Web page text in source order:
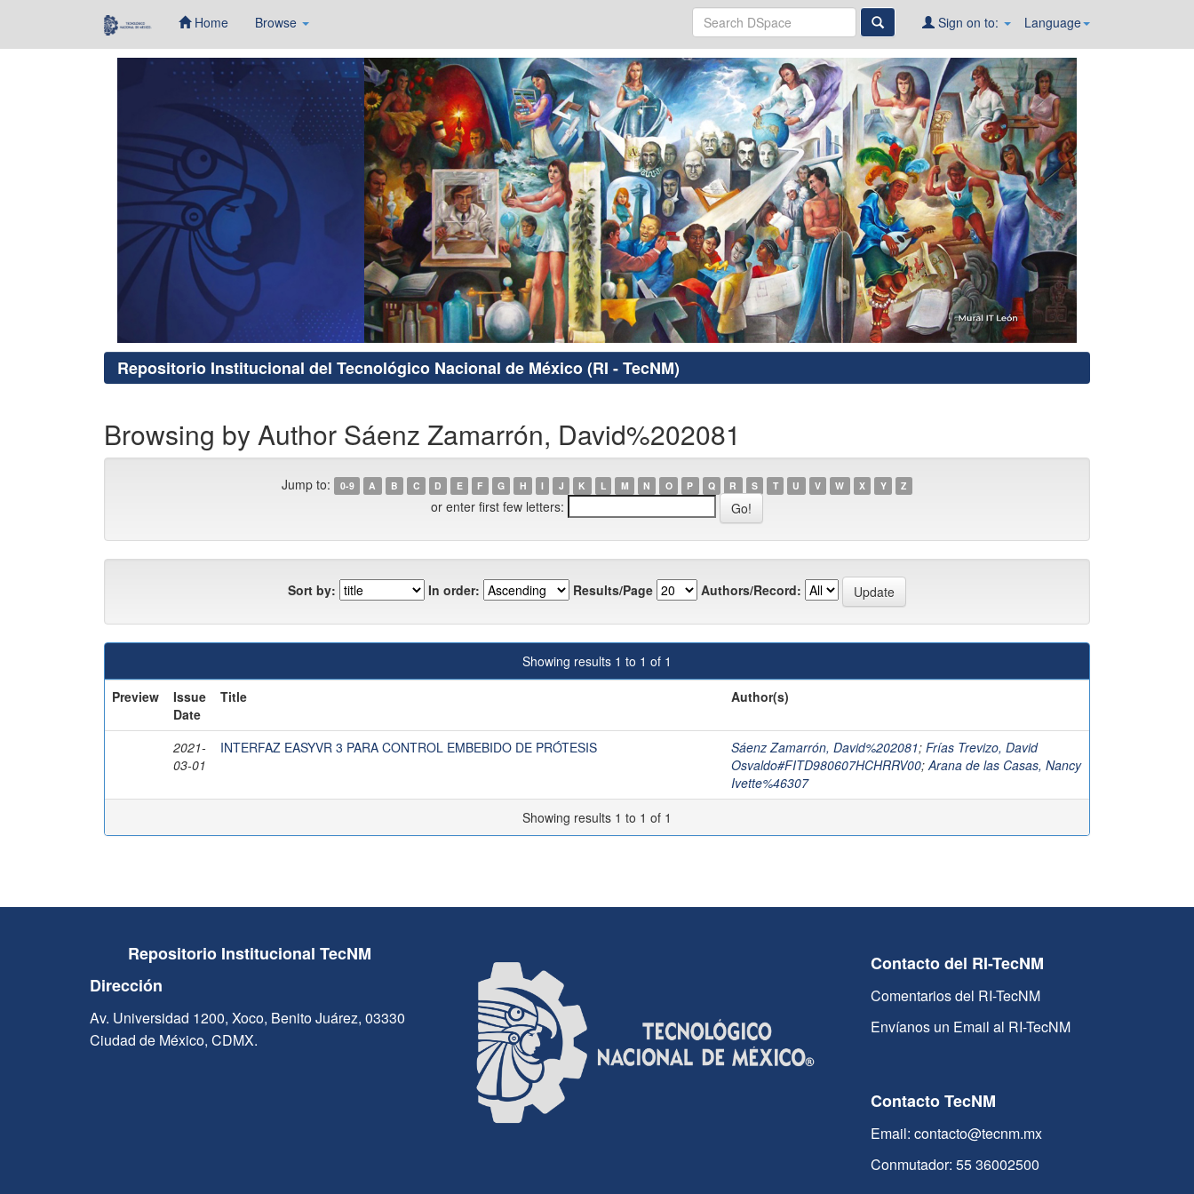
Home Browse Language
Sign on to:
Repositorio Institucional del Tecnológico Nacional de México (RI - TecNM)
Browsing by Author Sáenz Zamarrón, David%202081
Jump to: 0-9 A B C D E F G H I J K L M N O P Q R S T U V W X Y Z
or enter first few letters:
Sort by: In order: Results/Page Authors/Record:
Showing results 1 to 1 of 1
Preview
Issue
Date
Title Author(s)
2021-
03-01
INTERFAZ EASYVR 3 PARA CONTROL EMBEBIDO DE PRÓTESIS Sáenz Zamarrón, David%202081; Frías Trevizo, David
Osvaldo#FITD980607HCHRRV00;Arana de las Casas, Nancy
Ivette%46307
Showing results 1 to 1 of 1
Repositorio Institucional TecNM
Dirección
Av. Universidad 1200, Xoco, Benito Juárez, 03330
Ciudad de México, CDMX.
Contacto del RI-TecNM
Comentarios del RI-TecNM
Envíanos un Email al RI-TecNM
Contacto TecNM
Email: contacto@tecnm.mx
Conmutador: 55 36002500